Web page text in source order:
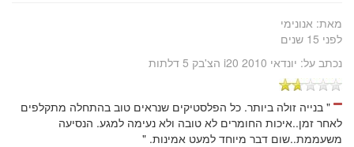
מאת: אנונימי
לפני 15 שנים
נכתב על: יונדאי i20 2010 הצ'בק 5 דלתות
" בנייה זולה ביותר. כל הפלסטיקים שנראים טוב בהתחלה מתקלפים
לאחר זמן..איכות החומרים לא טובה ולא נעימה למגע. הנסיעה
משעממת..שום דבר מיוחד למעט אמינות. "